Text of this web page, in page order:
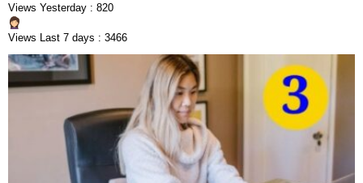
Views Yesterday : 820
Views Last 7 days : 3466